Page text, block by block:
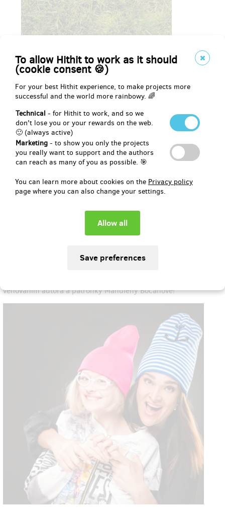
To allow Hithit to work as it should
(cookie consent 🍪)
For your best Hithit experience, to make projects more
successful and the world more rainbowy. 🌈
Technical - for Hithit to work, and so we
don't lose you or your rewards on the web.
🙂 (always active)
Marketing - to show you only the projects
you really want to support and the authors
can reach as many of you as possible. 🎯
You can learn more about cookies on the Privacy policy
page where you can also change your settings.
Přidali jsme další odměny!
Svělá zpráva, některé naše odměny už jsou vyprodané, mockrát
vám všem děkujeme, jste úžasní! :)
věnováním autora a patronky Mahuleny Bočanové!